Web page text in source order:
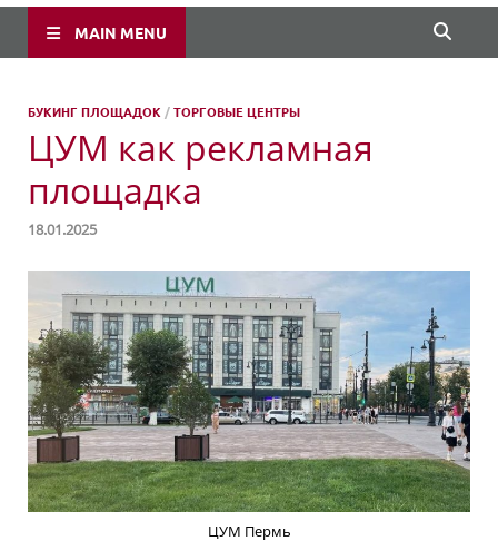
MAIN MENU
БУКИНГ ПЛОЩАДОК /ТОРГОВЫЕ ЦЕНТРЫ
ЦУМ как рекламная
площадка
18.01.2025
ЦУМ Пермь